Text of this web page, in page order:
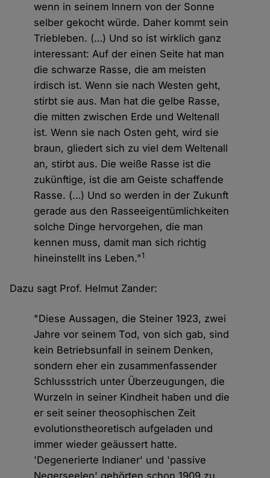
wenn in seinem Innern von der Sonne
selber gekocht würde. Daher kommt sein
Triebleben. (…) Und so ist wirklich ganz
interessant: Auf der einen Seite hat man
die schwarze Rasse, die am meisten
irdisch ist. Wenn sie nach Westen geht,
stirbt sie aus. Man hat die gelbe Rasse,
die mitten zwischen Erde und Weltenall
ist. Wenn sie nach Osten geht, wird sie
braun, gliedert sich zu viel dem Weltenall
an, stirbt aus. Die weiße Rasse ist die
zukünftige, ist die am Geiste schaffende
Rasse. (…) Und so werden in der Zukunft
gerade aus den Rasseeigentümlichkeiten
solche Dinge hervorgehen, die man
kennen muss, damit man sich richtig
hineinstellt ins Leben."1
Dazu sagt Prof. Helmut Zander:
"Diese Aussagen, die Steiner 1923, zwei
Jahre vor seinem Tod, von sich gab, sind
kein Betriebsunfall in seinem Denken,
sondern eher ein zusammenfassender
Schlussstrich unter Überzeugungen, die
Wurzeln in seiner Kindheit haben und die
er seit seiner theosophischen Zeit
evolutionstheoretisch aufgeladen und
immer wieder geäussert hatte.
'Degenerierte Indianer' und 'passive